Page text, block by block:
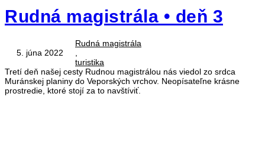
Rudná magistrála • deň 3
5. júna 2022
Rudná magistrála
turistika
Tretí deň našej cesty Rudnou magistrálou nás viedol zo srdca
Muránskej planiny do Veporských vrchov. Neopísateľne krásne
prostredie, ktoré stojí za to navštíviť.